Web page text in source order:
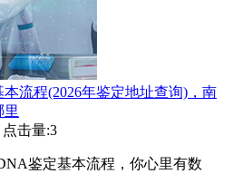
流程(2026年鉴定地址查询)，南
里
点击量:3
鉴定基本流程，你心里有数